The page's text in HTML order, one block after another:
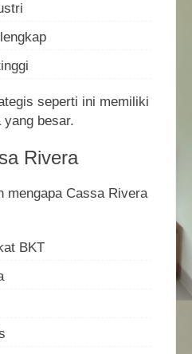
seperti ini memiliki
yang besar.
Rivera
mengapa Cassa Rivera
BKT